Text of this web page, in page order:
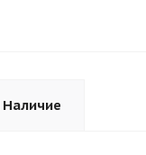
Наличие